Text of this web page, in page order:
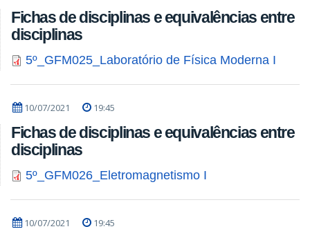
Fichas de disciplinas e equivalências entre
disciplinas
5º_GFM025_Laboratório de Física Moderna I
10/07/2021 19:45
Fichas de disciplinas e equivalências entre
disciplinas
5º_GFM026_Eletromagnetismo I
10/07/2021 19:45